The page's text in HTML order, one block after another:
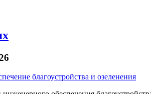
благоустройства и озеленения